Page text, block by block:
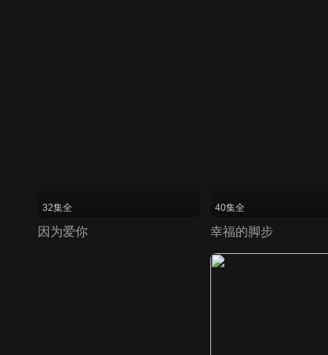
32集全
因为爱你
40集全
幸福的脚步